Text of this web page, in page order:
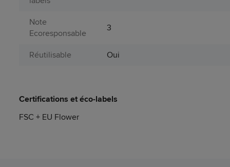
Note
Ecoresponsable
3
Réutilisable Oui
Certifications et éco-labels
FSC + EU Flower